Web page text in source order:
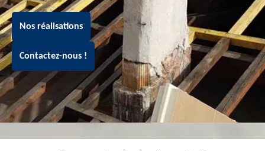
Nos réalisations
Contactez-nous !